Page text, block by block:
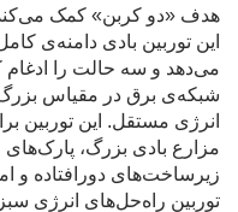
هدف «دو کربن» کمک
می‌دهد و سه حالت را ادغام
شبکه‌ی برق در مقیاس
انرژی مستقل. این توربین
مزارع بادی بزرگ،
زیرساخت‌های دورافتاده و
توربین راه‌حل‌های انرژی